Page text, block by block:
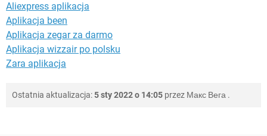
Aliexpress aplikacja
Aplikacja been
Aplikacja zegar za darmo
Aplikacja wizzair po polsku
Zara aplikacja
Ostatnia aktualizacja:5 sty 2022 o 14:05 przez Макс Вега .